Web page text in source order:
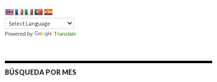
Powered by Translate
BÚSQUEDA POR MES